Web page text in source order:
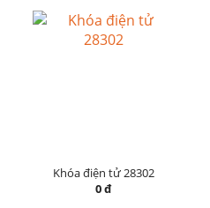
Khóa điện tử 28302
0 đ